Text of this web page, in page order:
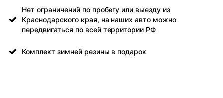
Нет ограничений по пробегу или выезду из
Краснодарского края, на наших авто можно
передвигаться по всей территории РФ
Комплект зимней резины в подарок